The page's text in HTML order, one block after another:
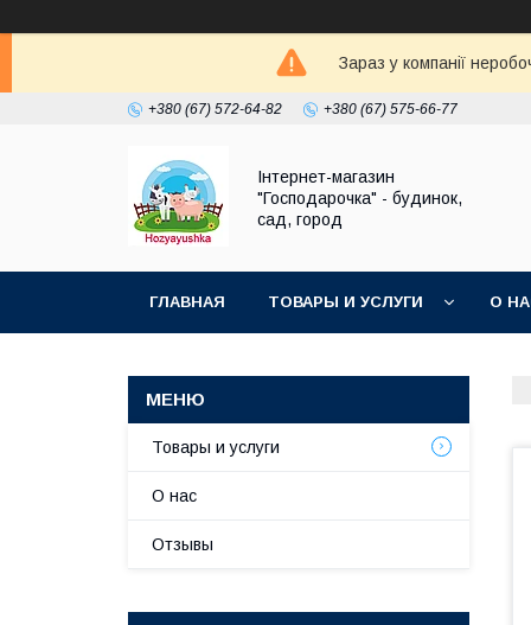
Зараз у компанії
+380 (67) 572-64-82 +380 (67) 575-66-77
Інтернет-магазин
"Господарочка" - будинок,
сад, город
ГЛАВНАЯ ТОВАРЫ И УСЛУГИ О
Товары и услуги
О нас
Отзывы